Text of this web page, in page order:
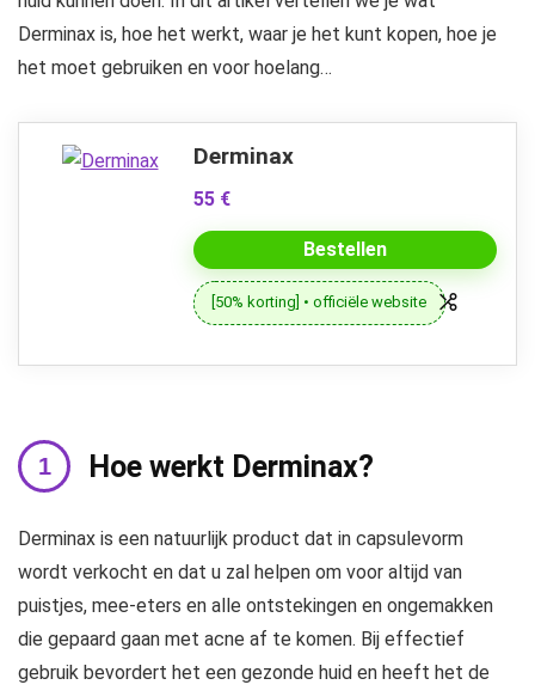
Derminax is, hoe het werkt, waar je het kunt kopen, hoe je
het moet gebruiken en voor hoelang…
Derminax
55 €
Bestellen
[50% korting] • officiële website
Hoe werkt Derminax?
Derminax is een natuurlijk product dat in capsulevorm
wordt verkocht en dat u zal helpen om voor altijd van
puistjes, mee-eters en alle ontstekingen en ongemakken
die gepaard gaan met acne af te komen. Bij effectief
gebruik bevordert het een gezonde huid en heeft het de